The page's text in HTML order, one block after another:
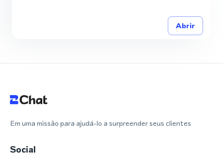
Abrir
Em uma missão para ajudá-lo a surpreender seus clientes
Social